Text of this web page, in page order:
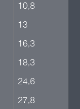
10,8
13
16,3
18,3
24,6
27,8